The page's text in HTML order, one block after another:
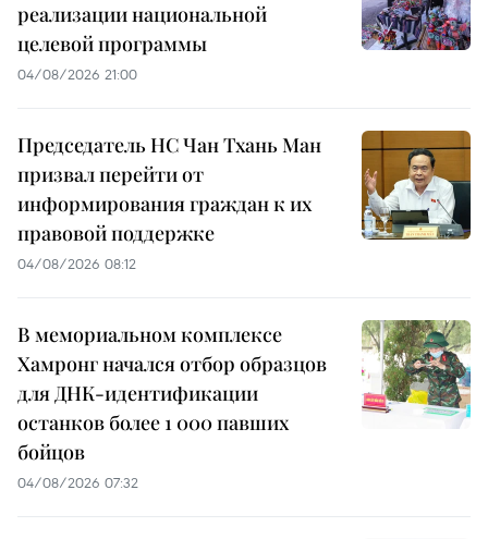
реализации национальной
целевой программы
04/08/2026 21:00
Председатель НС Чан Тхань Ман
призвал перейти от
информирования граждан к их
правовой поддержке
04/08/2026 08:12
В мемориальном комплексе
Хамронг начался отбор образцов
для ДНК-идентификации
останков более 1 000 павших
бойцов
04/08/2026 07:32